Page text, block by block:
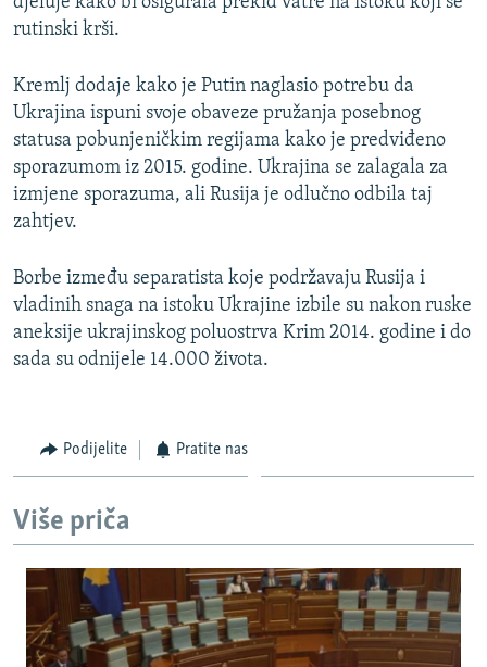
rutinski krši.
Kremlj dodaje kako je Putin naglasio potrebu da
Ukrajina ispuni svoje obaveze pružanja posebnog
statusa pobunjeničkim regijama kako je predviđeno
sporazumom iz 2015. godine. Ukrajina se zalagala za
izmjene sporazuma, ali Rusija je odlučno odbila taj
zahtjev.
Borbe između separatista koje podržavaju Rusija i
vladinih snaga na istoku Ukrajine izbile su nakon ruske
aneksije ukrajinskog poluostrva Krim 2014. godine i do
sada su odnijele 14.000 života.
Podijelite Pratite nas
Više priča